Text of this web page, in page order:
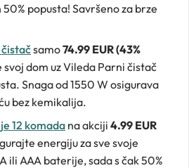
popusta! Savršeno za brze
samo74.99 EUR (43%
svoj dom uz Vileda Parni čistač
Snaga od 1550 W osigurava
bez kemikalija.
12 komada na akciji 4.99 EUR
energiju za sve svoje
ili AAA baterije, sada s čak 50%